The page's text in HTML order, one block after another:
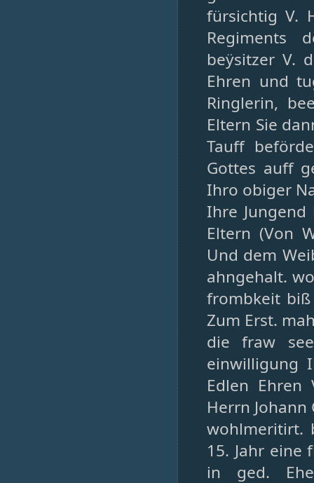
fürsichtig V.
Regiments
beÿsitzer V.
Ehren und
Ringlerin,
Eltern Sie
Tauff
Gottes auff
Ihro obiger
Ihre
Eltern (Von
Und dem
ahngehalt.
frombkeit biß
Zum Erst.
die fraw
einwilligung
Edlen Ehren
Herrn
wohlmeritirt.
15. Jahr eine
in ged.